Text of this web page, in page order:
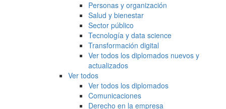
Personas y organización
Salud y bienestar
Sector público
Tecnología y data science
Transformación digital
Ver todos los diplomados nuevos y
actualizados
Ver todos
Ver todos los diplomados
Comunicaciones
Derecho en la empresa